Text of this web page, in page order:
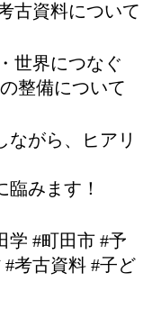
古資料について
世界につなぐ
整備について
ながら、ヒアリ
みます！
学 #町田市 #予
考古資料 #子ど